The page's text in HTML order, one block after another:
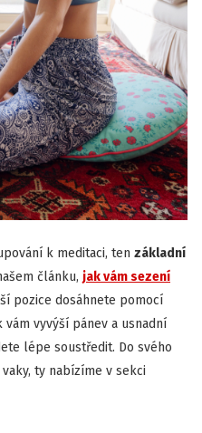
k meditaci, ten základní
článku, jak vám sezení
pozice dosáhnete pomocí
vám vyvýší pánev a usnadní
lépe soustředit. Do svého
ty nabízíme v sekci